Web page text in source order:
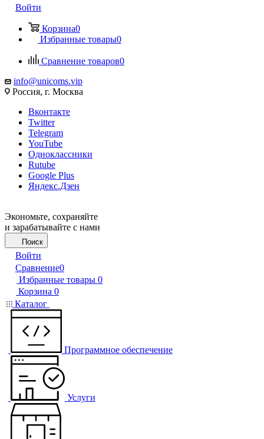
Войти
Корзина0
Избранные товары0
Сравнение товаров0
info@unicoms.vip
Россия, г. Москва
Вконтакте
Twitter
Telegram
YouTube
Одноклассники
Rutube
Google Plus
Яндекс.Дзен
Экономьте, сохраняйте
и зарабатывайте с нами
Поиск
Войти
Сравнение0
Избранные товары 0
Корзина 0
Каталог
Программное обеспечение
Услуги